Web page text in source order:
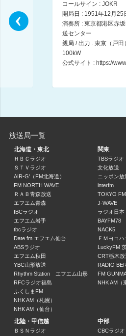
宇宙まおのいばらきは宇宙だ！ vamosホー
20:30 ～ 21:00
ダイバーシティニュース[テクノロジー]
LuckyFMニュース・天気予報
22:00 ～ 24:00
相葉雅紀のレコメン！リミックス
相葉雅紀
24:00 ～ 25:00
オールナイトニッポン
霜降り明星
25:00 ～ 27:00
オールナイトニッポン0（ZERO）
三四郎
27:00 ～ 29:00
コールサイン : JOKR
開局日 : 1951年12月25
演奏所 : 東京都港区赤
送センター
親局 / 出力 : 東京（戸田
100kW
公式サイト : https://
放送局一覧
北海道・東北
ＨＢＣラジオ
ＳＴＶラジオ
AIR-G'（FM北海道）
FM NORTH WAVE
ＲＡＢ青森放送
エフエム青森
IBCラジオ
エフエム岩手
tbcラジオ
Date fm エフエム仙台
ABSラジオ
エフエム秋田
YBC山形放送
Rhythm Station エフエム山形
RFCラジオ福島
ふくしまFM
NHK AM（札幌）
NHK AM（仙台）
関東
TBSラジオ
文化放送
ニッポン放
interfm
TOKYO FM
J-WAVE
ラジオ日本
BAYFM78
NACK5
ＦＭヨコハ
LuckyFM
CRT栃木放
RADIO
FM
NHK AM（
北陸・甲信越
ＢＳＮラジオ
中部
CBCラジオ